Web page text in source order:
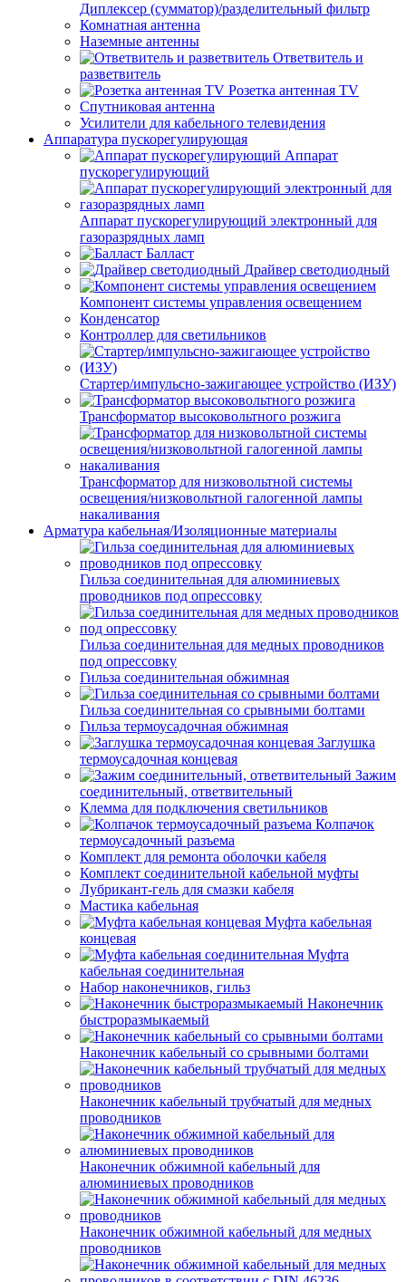
Диплексер (сумматор)/разделительный фильтр
Комнатная антенна
Наземные антенны
Ответвитель и
разветвитель
Розетка антенная TV
Спутниковая антенна
Усилители для кабельного телевидения
Аппаратура пускорегулирующая
Аппарат
пускорегулирующий
Аппарат пускорегулирующий электронный для
газоразрядных ламп
Балласт
Драйвер светодиодный
Компонент системы управления освещением
Конденсатор
Контроллер для светильников
Стартер/импульсно-зажигающее устройство (ИЗУ)
Трансформатор высоковольтного розжига
Трансформатор для низковольтной системы
освещения/низковольтной галогенной лампы
накаливания
Арматура кабельная/Изоляционные материалы
Гильза соединительная для алюминиевых
проводников под опрессовку
Гильза соединительная для медных проводников
под опрессовку
Гильза соединительная обжимная
Гильза соединительная со срывными болтами
Гильза термоусадочная обжимная
Заглушка
термоусадочная концевая
Зажим
соединительный, ответвительный
Клемма для подключения светильников
Колпачок
термоусадочный разъема
Комплект для ремонта оболочки кабеля
Комплект соединительной кабельной муфты
Лубрикант-гель для смазки кабеля
Мастика кабельная
Муфта кабельная
концевая
Муфта
кабельная соединительная
Набор наконечников, гильз
Наконечник
быстроразмыкаемый
Наконечник кабельный со срывными болтами
Наконечник кабельный трубчатый для медных
проводников
Наконечник обжимной кабельный для
алюминиевых проводников
Наконечник обжимной кабельный для медных
проводников